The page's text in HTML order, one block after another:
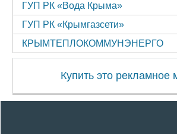
ГУП РК «Вода Крыма»
ГУП РК «Крымгазсети»
КРЫМТЕПЛОКОММУНЭНЕРГО
Купить это рекламное